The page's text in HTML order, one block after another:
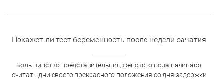
Покажет ли тест беременность после недели зачатия
Большинство представительниц женского пола начинают
считать дни своего прекрасного положения со дня задержки